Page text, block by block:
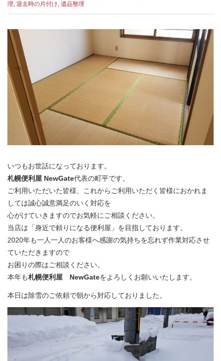
理, 退去時の片付け, 遺品整理
いつもお世話になっております。
札幌便利屋 NewGate代表の町平です。
ご利用いただいた皆様、これからご利用いただく皆様におかれま
しては誠心誠意満足のいく対応を
心がけていきますのでお気軽にご相談ください。
当店は「身近で頼りになる便利屋」を目指しております。
2020年も一人一人のお客様へ感謝の気持ちを忘れず作業対応させ
ていただきますので
お困りの際はご相談ください。
本年も札幌便利屋 NewGateをよろしくお願いいたします。
本日は除雪のご依頼で朝から対応しておりました。